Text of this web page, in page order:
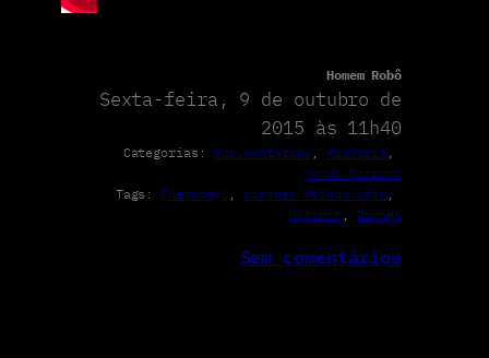
Homem Robô
Sexta-feira, 9 de outubro de
2015 às 11h40
Categorias: Documentários , História
Mondo Bizarro
Tags: Chernobyl , cidades abandonadas
Detroit, Drones
Sem comentários